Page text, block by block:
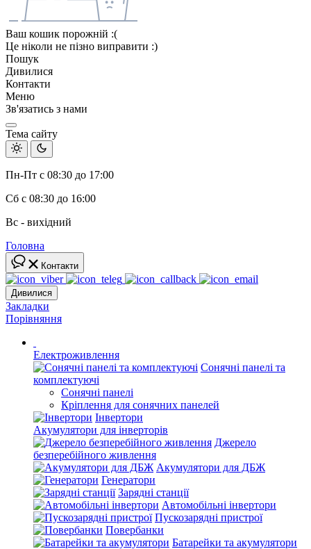
Ваш кошик порожній :(
Це ніколи не пізно виправити :)
Пошук
Дивилися
Контакти
Меню
Зв'язатись з нами
Тема сайту
Пн-Пт с 08:30 до 17:00
Сб с 08:30 до 16:00
Вс - вихідний
Головна
Контакти
Дивилися
Закладки
Порівняння
Електроживлення
Сонячні панелі та
комплектуючі
Сонячні панелі
Кріплення для сонячних панелей
Інвертори
Акумулятори для інверторів
Джерело
безперебійного живлення
Акумулятори для ДБЖ
Генератори
Зарядні станції
Автомобільні інвертори
Пускозарядні пристрої
Повербанки
Батарейки та акумулятори